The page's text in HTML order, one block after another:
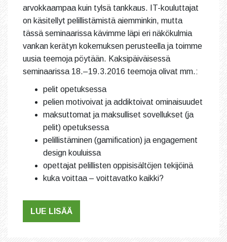
arvokkaampaa kuin tylsä tankkaus. IT-kouluttajat
on käsitellyt pelillistämistä aiemminkin, mutta
tässä seminaarissa kävimme läpi eri näkökulmia
vankan kerätyn kokemuksen perusteella ja toimme
uusia teemoja pöytään. Kaksipäiväisessä
seminaarissa 18.–19.3.2016 teemoja olivat mm.:
pelit opetuksessa
pelien motivoivat ja addiktoivat ominaisuudet
maksuttomat ja maksulliset sovellukset (ja
pelit) opetuksessa
pelillistäminen (gamification) ja engagement
design kouluissa
opettajat pelillisten oppisisältöjen tekijöinä
kuka voittaa – voittavatko kaikki?
LUE LISÄÄ